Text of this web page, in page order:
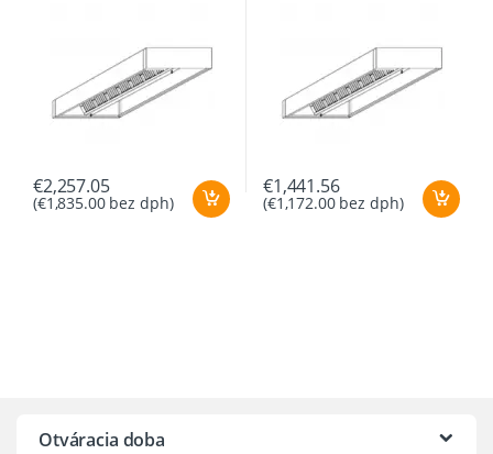
€2,257.05
(€1,835.00bez dph)
€1,441.56
(€1,172.00bez dph)
Otváracia doba